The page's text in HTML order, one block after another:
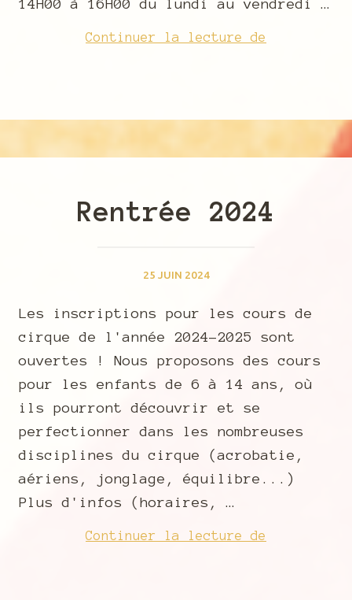
14H00 à 16H00 du lundi au vendredi …
Continuer la lecture de
Rentrée 2024
25 JUIN 2024
Les inscriptions pour les cours de
cirque de l'année 2024-2025 sont
ouvertes ! Nous proposons des cours
pour les enfants de 6 à 14 ans, où
ils pourront découvrir et se
perfectionner dans les nombreuses
disciplines du cirque (acrobatie,
aériens, jonglage, équilibre...)
Plus d'infos (horaires, …
Continuer la lecture de